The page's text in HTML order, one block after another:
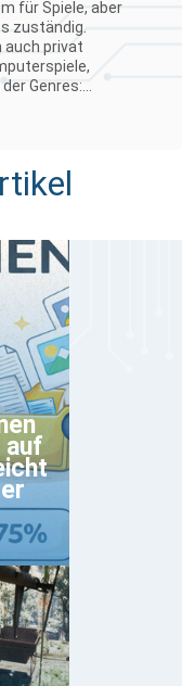
für Spiele, aber
zuständig.
auch privat
Genres:...
auf